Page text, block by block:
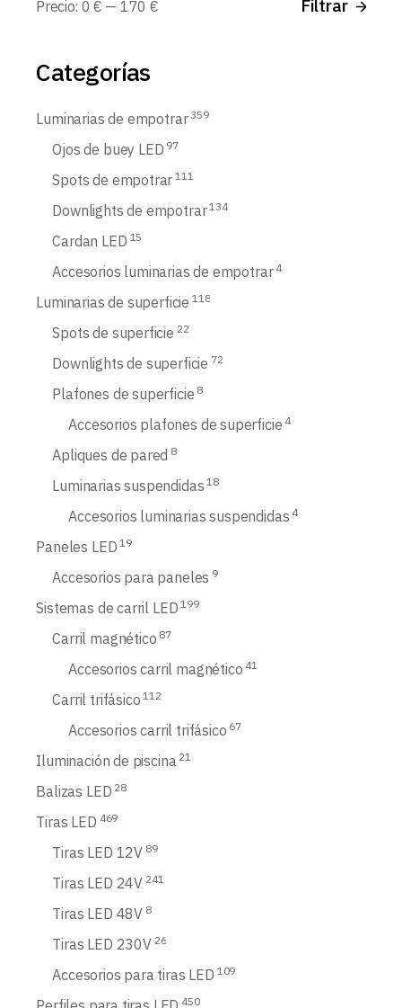
Filtrar
Precio: 0 € — 170 €
Categorías
Luminarias de empotrar 359
Ojos de buey LED 97
Spots de empotrar 111
Downlights de empotrar 134
Cardan LED 15
Accesorios luminarias de empotrar 4
Luminarias de superficie 118
Spots de superficie 22
Downlights de superficie 72
Plafones de superficie 8
Accesorios plafones de superficie 4
Apliques de pared 8
Luminarias suspendidas 18
Accesorios luminarias suspendidas 4
Paneles LED 19
Accesorios para paneles 9
Sistemas de carril LED 199
Carril magnético 87
Accesorios carril magnético 41
Carril trifásico 112
Accesorios carril trifásico 67
Iluminación de piscina 21
Balizas LED 28
Tiras LED 469
Tiras LED 12V 89
Tiras LED 24V 241
Tiras LED 48V 8
Tiras LED 230V 26
Accesorios para tiras LED 109
450